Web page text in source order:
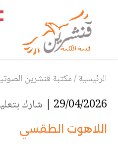
الرئيسية/مكتبة قنشرين
29/04/2026 | شارك
اللاهوت الطقسي